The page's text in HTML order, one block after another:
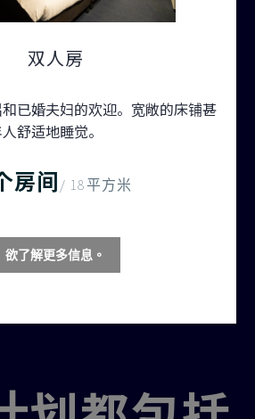
双人房
已婚夫妇的欢迎。宽敞的床铺甚
舒适地睡觉。
房间 / 18平方米
欲了解更多信息。